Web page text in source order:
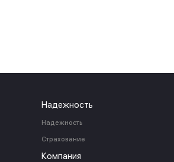
Надежность
Надежность
Страхование
Компания